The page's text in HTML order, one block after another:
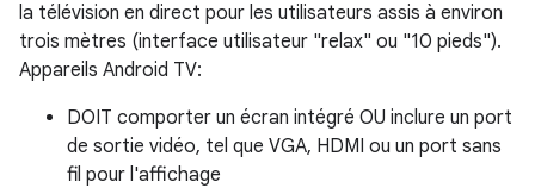
la télévision en direct pour les utilisateurs assis à environ
trois mètres (interface utilisateur "relax" ou "10 pieds").
Appareils Android TV:
DOIT comporter un écran intégré OU inclure un port
de sortie vidéo, tel que VGA, HDMI ou un port sans
fil pour l'affichage